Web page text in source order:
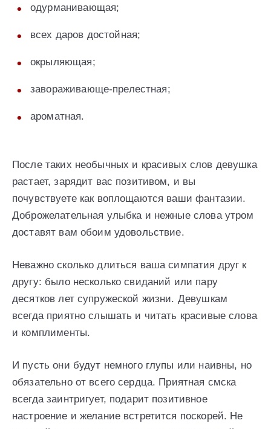
одурманивающая;
всех даров достойная;
окрыляющая;
завораживающе-прелестная;
ароматная.
После таких необычных и красивых слов девушка
растает, зарядит вас позитивом, и вы
почувствуете как воплощаются ваши фантазии.
Доброжелательная улыбка и нежные слова утром
доставят вам обоим удовольствие.
Неважно сколько длиться ваша симпатия друг к
другу: было несколько свиданий или пару
десятков лет супружеской жизни. Девушкам
всегда приятно слышать и читать красивые слова
и комплименты.
И пусть они будут немного глупы или наивны, но
обязательно от всего сердца. Приятная смска
всегда заинтригует, подарит позитивное
настроение и желание встретится поскорей. Не